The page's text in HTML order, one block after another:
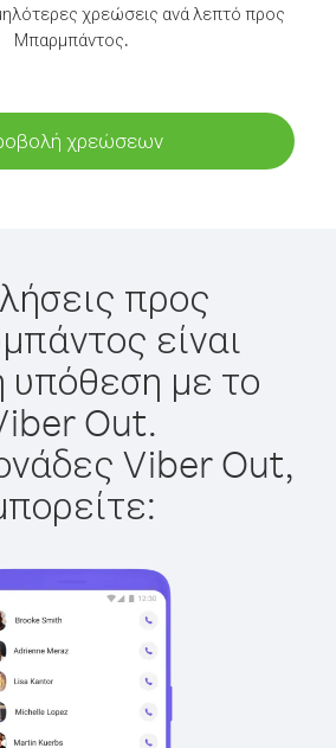
χρεώσεις ανά λεπτό προς
Μπαρμπάντος.
χρεώσεων
προς
είναι
υπόθεση με το
Out.
Viber Out,